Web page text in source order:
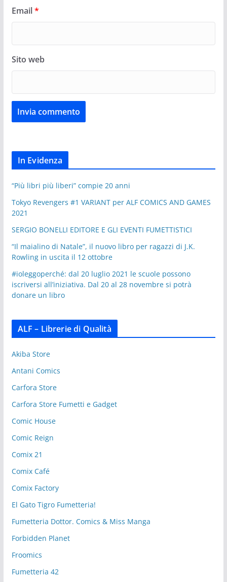
Email*
Sito web
In Evidenza
“Più libri più liberi” compie 20 anni
Tokyo Revengers #1 VARIANT per ALF COMICS AND GAMES
2021
SERGIO BONELLI EDITORE E GLI EVENTI FUMETTISTICI
“Il maialino di Natale”, il nuovo libro per ragazzi di J.K.
Rowling in uscita il 12 ottobre
#ioleggoperché: dal 20 luglio 2021 le scuole possono
iscriversi all’iniziativa. Dal 20 al 28 novembre si potrà
donare un libro
ALF – Librerie di Qualità
Akiba Store
Antani Comics
Carfora Store
Carfora Store Fumetti e Gadget
Comic House
Comic Reign
Comix 21
Comix Café
Comix Factory
El Gato Tigro Fumetteria!
Fumetteria Dottor. Comics & Miss Manga
Forbidden Planet
Froomics
Fumetteria 42